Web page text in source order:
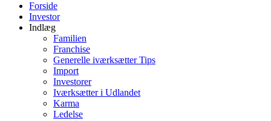
Forside
Investor
Indlæg
Familien
Franchise
Generelle iværksætter Tips
Import
Investorer
Iværksætter i Udlandet
Karma
Ledelse